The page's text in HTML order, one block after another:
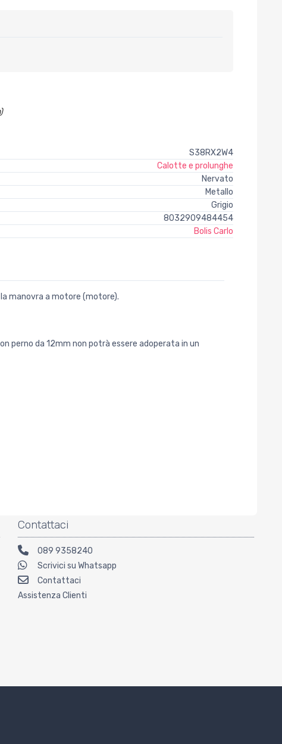
S38RX2W4
Calotte e prolunghe
Nervato
Metallo
Grigio
8032909484454
Bolis Carlo
manovra a motore (motore).
perno da 12mm non potrà essere adoperata in un
Contattaci
089 9358240
Scrivici su Whatsapp
Contattaci
Assistenza Clienti